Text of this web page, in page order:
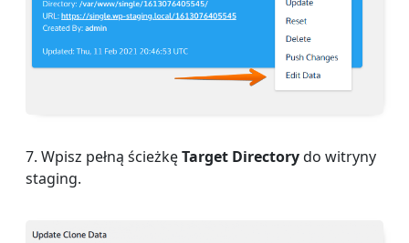
7. Wpisz pełną ścieżkęTarget Directorydo witryny
staging.